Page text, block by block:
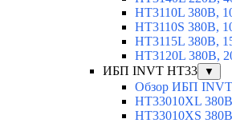
HT3110L 380В,
HT3110S 380В,
HT3115L 380В,
HT3120L 380В,
ИБП INVT HT33
▼
Обзор ИБП
HT33010XL
HT33010XS